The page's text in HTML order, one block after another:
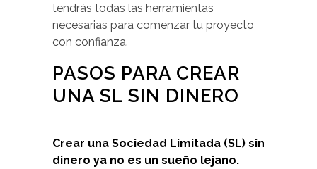
tendrás todas las herramientas
necesarias para comenzar tu proyecto
con confianza.
PASOS PARA CREAR
UNA SL SIN DINERO
Crear una Sociedad Limitada (SL) sin
dinero ya no es un sueño lejano.